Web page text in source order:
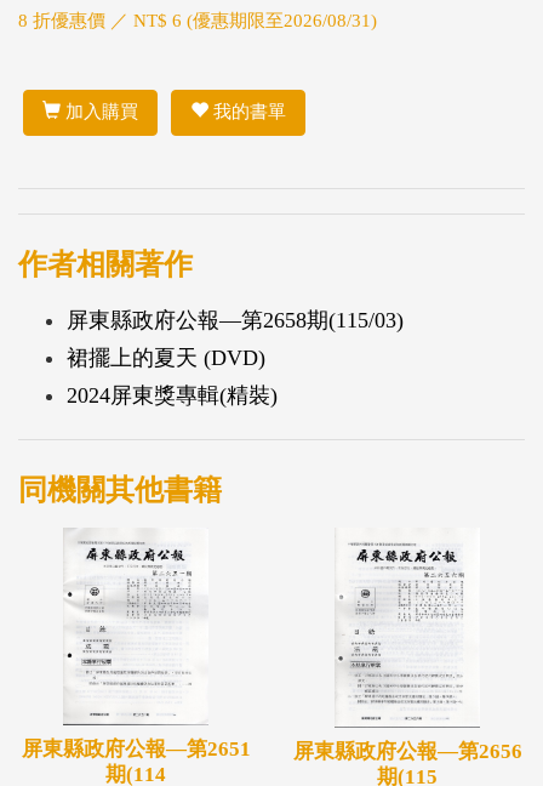
8 折優惠價 ／ NT$ 6 (優惠期限至2026/08/31)
加入購買 我的書單
作者相關著作
屏東縣政府公報—第2658期(115/03)
裙擺上的夏天 (DVD)
2024屏東獎專輯(精裝)
同機關其他書籍
屏東縣政府公報—第2651
期(114
屏東縣政府公報—第2656
期(115